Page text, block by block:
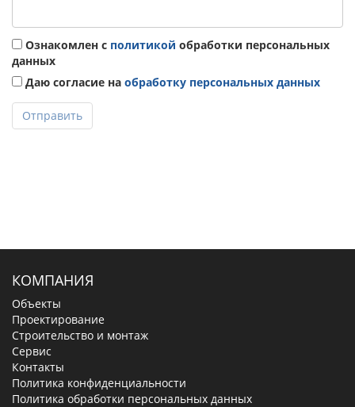
Ознакомлен с политикой обработки персональных
данных
Даю согласие на обработку персональных данных
Отправить
КОМПАНИЯ
Объекты
Проектирование
Строительство и монтаж
Сервис
Контакты
Политика конфиденциальности
Политика обработки персональных данных